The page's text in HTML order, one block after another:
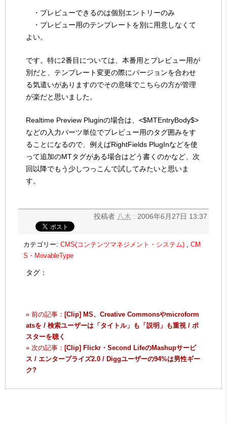
・プレビューできるのは個別エントリーのみ
・プレビュー用のテンプレートを別に用意しなくて
よい。
です。特に2番目については、本番用とプレビュー用が
別だと、テンプレート変更の際にバージョンを合わせ
る気遣いがありますのでその意味でこちらの方が管理
が楽だと思いました。
Realtime Preview Pluginの場合は、<$MTEntryBody$>
などの入力パーツ単位でプレビュー用のタグ囲みをす
ることになるので、例えばRightFields PlugInなどを使
って追加のMTタグがある場合はどう書くのかなど、次
回以降でもう少しつっこんで試してみたいと思いま
す。
投稿者 八木 : 2006年6月27日 13:37
カテゴリー: CMS(コンテンツマネジメント・システム)
CM
S・MovableType
タグ：
« 前の記事： [Clip] MS、Creative Commonsやmicroform
atsを / 検索ユーザーは「タイトル」も「説明」も重視 / ポ
スターを聴く
» 次の記事： [Clip] Flickr・Second LifeのMashupサービ
ス / エンタープライズ2.0 / Diggユーザーの94%は男性ギー
ク?